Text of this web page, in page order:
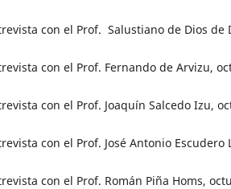
con el Prof. Salustiano de Dios de
con el Prof. Fernando de Arvizu,
con el Prof. Joaquín Salcedo Izu,
con el Prof. José Antonio Escudero
con el Prof. Román Piña Homs,